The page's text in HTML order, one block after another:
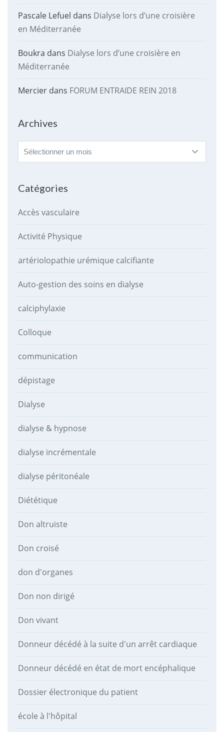
Pascale Lefuel dans Dialyse lors d’une croisière
en Méditerranée
Boukra dans Dialyse lors d’une croisière en
Méditerranée
Mercierdans FORUM ENTRAIDE REIN 2018
Archives
Archives
Catégories
Accès vasculaire
Activité Physique
artériolopathie urémique calcifiante
Auto-gestion des soins en dialyse
calciphylaxie
Colloque
communication
dépistage
Dialyse
dialyse & hypnose
dialyse incrémentale
dialyse péritonéale
Diététique
Don altruiste
Don croisé
don d'organes
Don non dirigé
Don vivant
Donneur décédé à la suite d'un arrêt cardiaque
Donneur décédé en état de mort encéphalique
Dossier électronique du patient
école à l'hôpital